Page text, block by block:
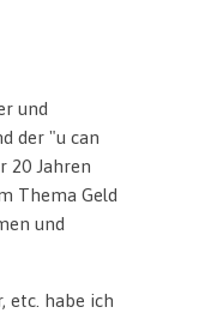
und
der "u can
20 Jahren
Thema Geld
und
etc. habe ich